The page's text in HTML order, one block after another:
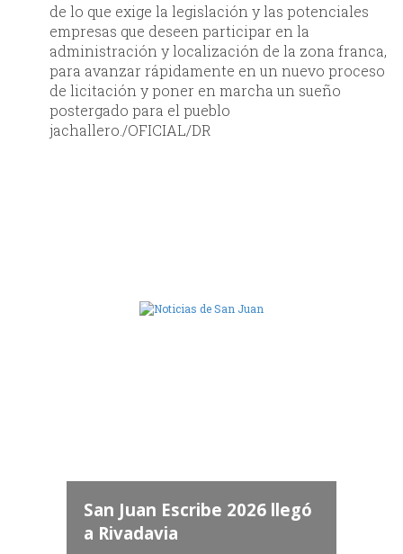
de lo que exige la legislación y las potenciales
empresas que deseen participar en la
administración y localización de la zona franca,
para avanzar rápidamente en un nuevo proceso
de licitación y poner en marcha un sueño
postergado para el pueblo
jachallero./OFICIAL/DR
San Juan Escribe 2026 llegó
a Rivadavia